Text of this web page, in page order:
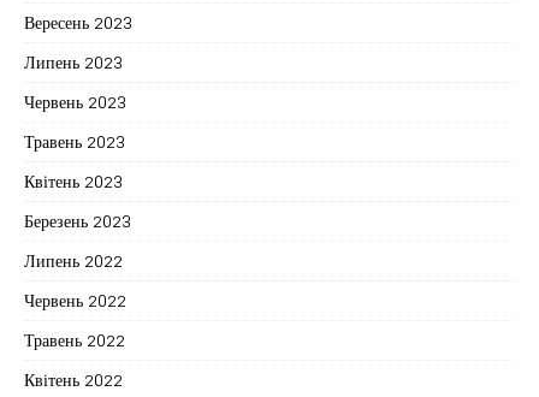
Вересень 2023
Липень 2023
Червень 2023
Травень 2023
Квітень 2023
Березень 2023
Липень 2022
Червень 2022
Травень 2022
Квітень 2022